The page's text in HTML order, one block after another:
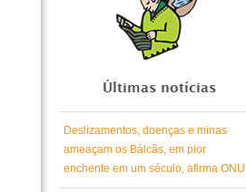
Últimas notícias
Deslizamentos, doenças e minas
ameaçam os Bálcãs, em pior
enchente em um século, afirma ONU